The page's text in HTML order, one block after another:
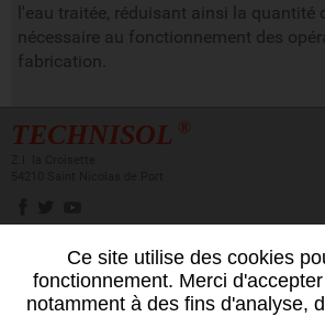
Ce site utilise des cookies
fonctionnement. Merci
notamment à des fins d'analyse,
l'eau traitée, réduisant ainsi la quantité
nécessaire au fonctionnement des
fabrication.
TECHNISOL ®
Newsletter
Inscrivez-vous